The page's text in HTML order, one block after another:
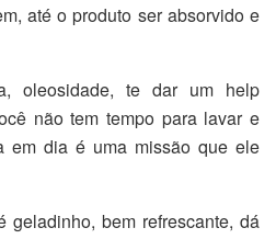
até o produto ser absorvido e
oleosidade, te dar um help
não tem tempo para lavar e
em dia é uma missão que ele
bem refrescante, dá